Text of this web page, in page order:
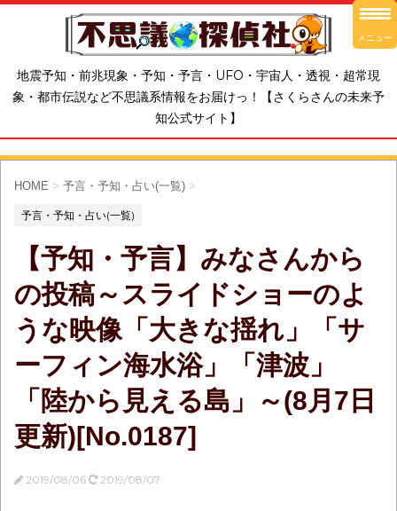
地震予知・前兆現象・予知・予言・UFO・宇宙人・透視・超常現
象・都市伝説など不思議系情報をお届けっ！【さくらさんの未来予
知公式サイト】
HOME > 予言・予知・占い(一覧) >
予言・予知・占い(一覧)
【予知・予言】みなさんから
の投稿～スライドショーのよ
うな映像「大きな揺れ」「サ
ーフィン海水浴」「津波」
「陸から見える島」～(8月7日
更新)[No.0187]
2019/08/06 2019/08/07
メニュー